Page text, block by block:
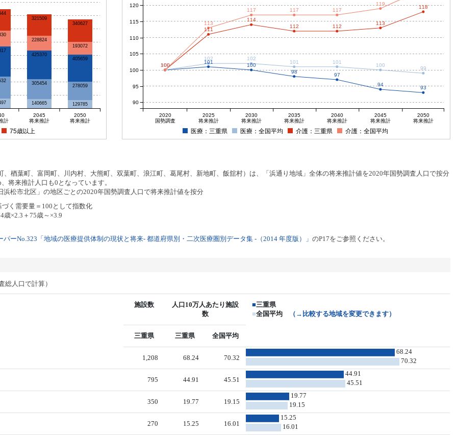
140665 129785
305454 278059
425370
405659
228824
193072
321509
340627
計
2045
将来推計
2050
将来推計
75歳以上
100
101
100
98
97
94
93
100
102 102
101 101
100
99
100
111
114
112
112
113
118
100
113
117 117 117
119
2020
国勢調査
2025
将来推計
2030
将来推計
2035
将来推計
2040
将来推計
2045
将来推計
2050
将来推計
90
95
100
105
110
115
120
医療：三重県 医療：全国平均 介護：三重県 介護：全国平均
葉町、富岡町、川内村、大熊町、双葉町、浪江町、葛尾村、新地町、飯舘村）は、「浜通り地域」全体の将来推計値を2020年国勢調査人口で按分
来推計人口も0となっています。
松市北区」の地区ごとの2020年国勢調査人口で将来推計値を按分
く需要量＝100として指数化
×2.3＋75歳～×3.9
パーNo.323「地域の医療提供体制の現状と将来- 都道府県別・二次医療圏別データ集 -（2014 年度版）」のP17をご参照ください。
総人口で計算）
施設数
人口10万人あたり施設
数
■三重県
■全国平均 （→比較する地域を変更できます）
三重県 三重県 全国平均
1,208 68.24 70.32
68.24
70.32
795 44.91 45.51
44.91
45.51
350 19.77 19.15
19.77
19.15
270 15.25 16.01
15.25
16.01